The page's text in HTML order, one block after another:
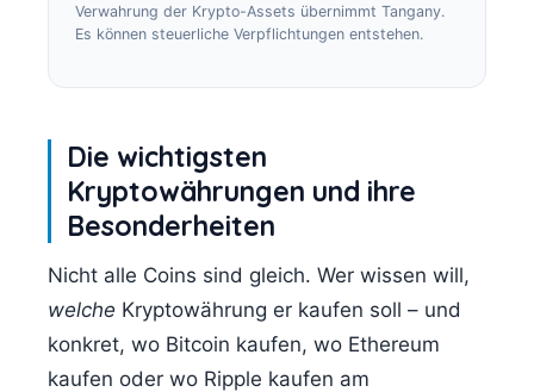
Verwahrung der Krypto-Assets übernimmt Tangany.
Es können steuerliche Verpflichtungen entstehen.
Die wichtigsten
Kryptowährungen und ihre
Besonderheiten
Nicht alle Coins sind gleich. Wer wissen will,
welche Kryptowährung er kaufen soll – und
konkret, wo Bitcoin kaufen, wo Ethereum
kaufen oder wo Ripple kaufen am